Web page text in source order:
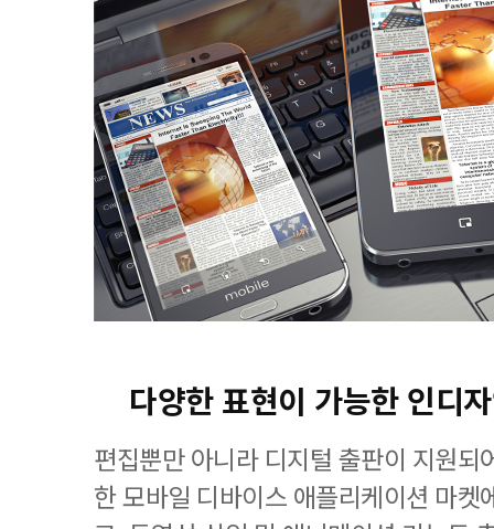
다양한 표현이 가능한 인디
편집뿐만 아니라 디지털 출판이 지원되
한 모바일 디바이스 애플리케이션 마켓